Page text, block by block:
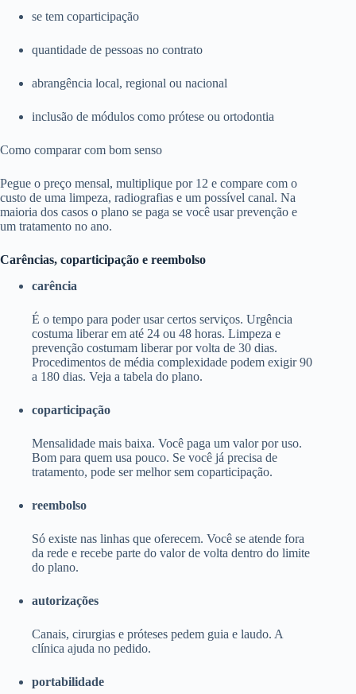
se tem coparticipação
quantidade de pessoas no contrato
abrangência local, regional ou nacional
inclusão de módulos como prótese ou ortodontia
Como comparar com bom senso
Pegue o preço mensal, multiplique por 12 e compare com o
custo de uma limpeza, radiografias e um possível canal. Na
maioria dos casos o plano se paga se você usar prevenção e
um tratamento no ano.
Carências, coparticipação e reembolso
carência
É o tempo para poder usar certos serviços. Urgência
costuma liberar em até 24 ou 48 horas. Limpeza e
prevenção costumam liberar por volta de 30 dias.
Procedimentos de média complexidade podem exigir 90
a 180 dias. Veja a tabela do plano.
coparticipação
Mensalidade mais baixa. Você paga um valor por uso.
Bom para quem usa pouco. Se você já precisa de
tratamento, pode ser melhor sem coparticipação.
reembolso
Só existe nas linhas que oferecem. Você se atende fora
da rede e recebe parte do valor de volta dentro do limite
do plano.
autorizações
Canais, cirurgias e próteses pedem guia e laudo. A
clínica ajuda no pedido.
portabilidade